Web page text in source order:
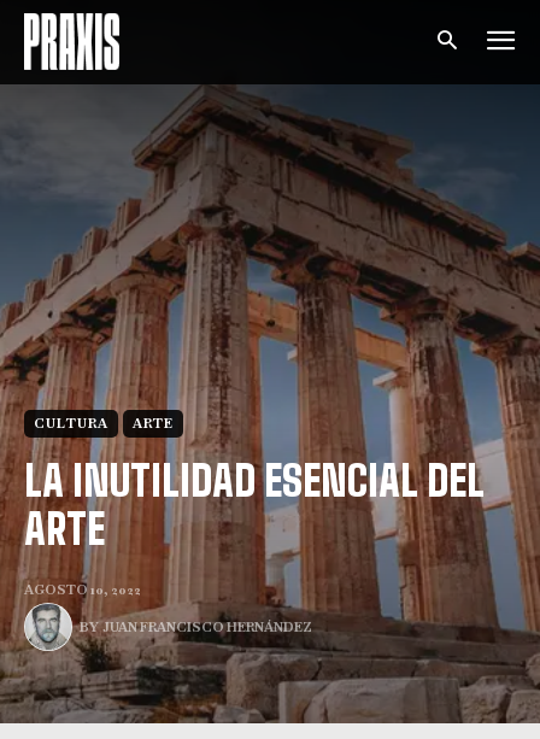
CULTURA ARTE
LA INUTILIDAD ESENCIAL DEL
ARTE
AGOSTO 10, 2022
BY JUAN FRANCISCO HERNÁNDEZ